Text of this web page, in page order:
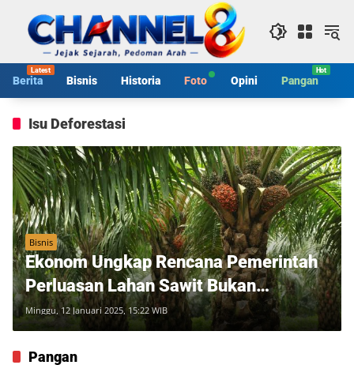
konten
Berita Bisnis Historia Foto Opini Pangan
Isu Deforestasi
Bisnis
Ekonom Ungkap Rencana Pemerintah
Perluasan Lahan Sawit Bukan
Deforestasi
Minggu, 12 Januari 2025, 15:22 WIB
Pangan